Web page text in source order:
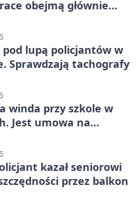
obejmą głównie
pod lupą policjantów w
Sprawdzają tachografy
winda przy szkole w
Jest umowa na
kazał seniorowi
przez balkon